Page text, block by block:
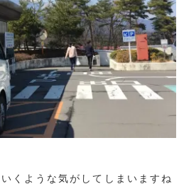
くような気がしてしまいますね